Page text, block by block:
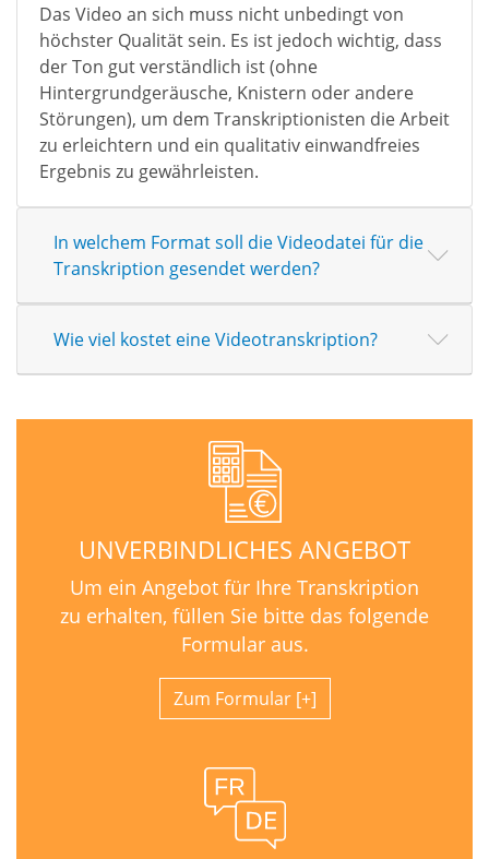
Das Video an sich muss nicht unbedingt von
höchster Qualität sein. Es ist jedoch wichtig, dass
der Ton gut verständlich ist (ohne
Hintergrundgeräusche, Knistern oder andere
Störungen), um dem Transkriptionisten die Arbeit
zu erleichtern und ein qualitativ einwandfreies
Ergebnis zu gewährleisten.
In welchem Format soll die Videodatei für die
Transkription gesendet werden?
Wie viel kostet eine Videotranskription?
UNVERBINDLICHES ANGEBOT
Um ein Angebot für Ihre Transkription
zu erhalten, füllen Sie bitte das folgende
Formular aus.
Zum Formular